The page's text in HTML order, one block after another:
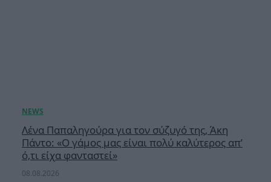
Λένα Παπαληγούρα για τον σύζυγό της, Άκη
Πάντο: «Ο γάμος μας είναι πολύ καλύτερος απ’
ό,τι είχα φανταστεί»
08.08.2026